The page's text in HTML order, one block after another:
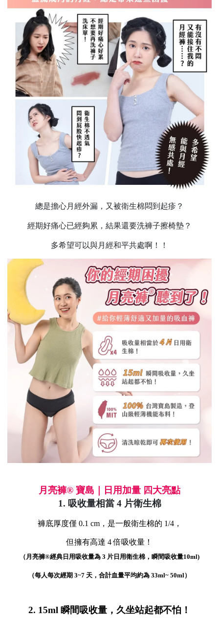
總是擔心月經外漏，又被衛生棉悶到起疹？
經期好痛心已經夠累，結果還要洗褲子擦椅墊？
多希望可以與月經和平共處啊！！
月亮褲® 寶島｜日用加量 四大亮點
1. 吸收量相當 4 片衛生棉
褲底厚度僅 0.1 cm，是一般衛生棉的 1/4，
但擁有高達 4 倍吸收量！
（月亮褲®️經典日用吸收量為 3 片日用衛生棉，瞬間吸收量10ml)
（每人每次經期 3~7 天，合計血量平均約為 33ml~ 50ml）
2. 15ml 瞬間吸收量，久坐站起都不怕！